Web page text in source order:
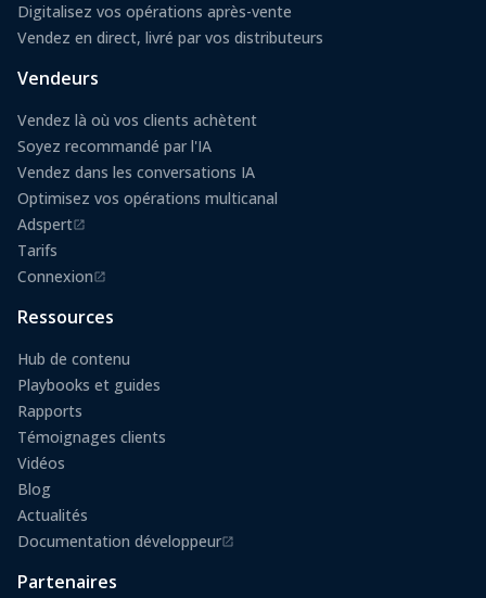
Digitalisez vos opérations après-vente
Vendez en direct, livré par vos distributeurs
Vendeurs
Vendez là où vos clients achètent
Soyez recommandé par l'IA
Vendez dans les conversations IA
Optimisez vos opérations multicanal
Adspert
(s'ouvre dans un nouvel onglet)
Tarifs
Connexion
(s'ouvre dans un nouvel onglet)
Ressources
Hub de contenu
Playbooks et guides
Rapports
Témoignages clients
Vidéos
Blog
Actualités
Documentation développeur
(s'ouvre dans un nouvel onglet)
Partenaires